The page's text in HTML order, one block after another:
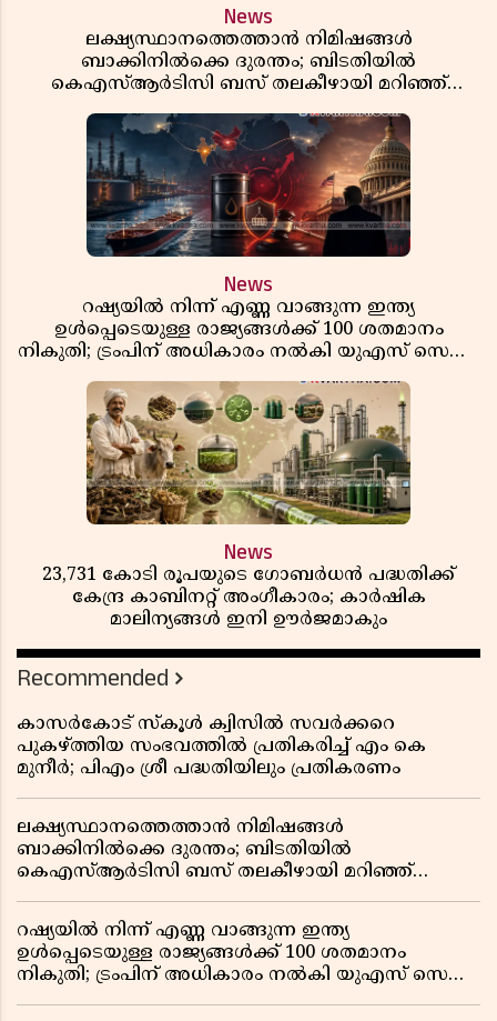
News
ലക്ഷ്യസ്ഥാനത്തെത്താൻ നിമിഷങ്ങൾ
ബാക്കിനിൽക്കെ ദുരന്തം; ബിടതിയിൽ
കെഎസ്ആർടിസി ബസ് തലകീഴായി മറിഞ്ഞ്
News
റഷ്യയിൽ നിന്ന് എണ്ണ വാങ്ങുന്ന ഇന്ത്യ
ഉൾപ്പെടെയുള്ള രാജ്യങ്ങൾക്ക് 100 ശതമാനം
നികുതി; ട്രംപിന് അധികാരം നൽകി യുഎസ് സെനറ്റ്
News
23,731 കോടി രൂപയുടെ ഗോബർധൻ പദ്ധതിക്ക്
കേന്ദ്ര കാബിനറ്റ് അംഗീകാരം; കാർഷിക
മാലിന്യങ്ങൾ ഇനി ഊർജമാകും
Recommended
കാസർകോട് സ്കൂൾ ക്വിസിൽ സവർക്കറെ
പുകഴ്ത്തിയ സംഭവത്തിൽ പ്രതികരിച്ച് എം കെ
മുനീർ; പിഎം ശ്രീ പദ്ധതിയിലും പ്രതികരണം
ലക്ഷ്യസ്ഥാനത്തെത്താൻ നിമിഷങ്ങൾ
ബാക്കിനിൽക്കെ ദുരന്തം; ബിടതിയിൽ
കെഎസ്ആർടിസി ബസ് തലകീഴായി മറിഞ്ഞ്
റഷ്യയിൽ നിന്ന് എണ്ണ വാങ്ങുന്ന ഇന്ത്യ
ഉൾപ്പെടെയുള്ള രാജ്യങ്ങൾക്ക് 100 ശതമാനം
നികുതി; ട്രംപിന് അധികാരം നൽകി യുഎസ് സെനറ്റ്